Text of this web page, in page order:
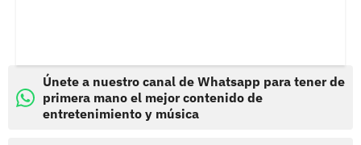
Únete a nuestro canal de Whatsapp para tener de
primera mano el mejor contenido de
entretenimiento y música